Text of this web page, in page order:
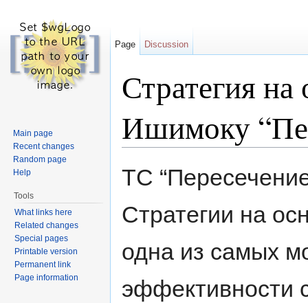
Стратегия на
Ишимоку
ТС
Стратегии на
одна из самых
эффективности
Page Discussion
Main page
Recent changes
Random page
Help
Tools
What links here
Related changes
Special pages
Printable version
Permanent link
Page information